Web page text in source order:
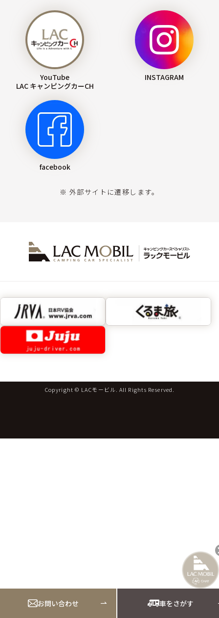
YouTube
LAC キャンピングカーCH
INSTAGRAM
facebook
※ 外部サイトに遷移します。
Copyright © LACモービル. All Rights Reserved.
お問い合わせ 車をさがす